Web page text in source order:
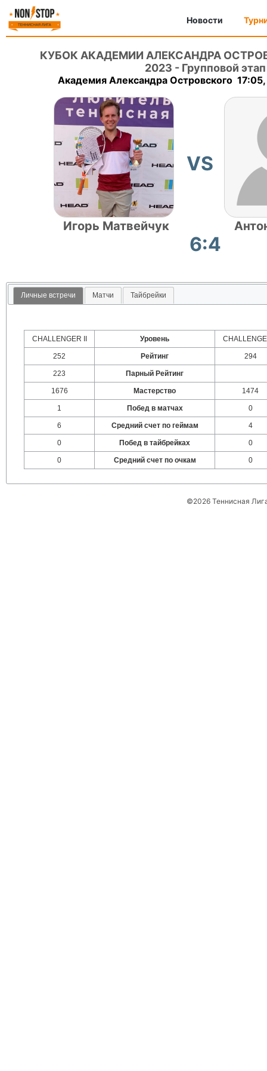
Новости
КУБОК АКАДЕМИИ АЛЕКСАНДРА
2023 - Групповой этап
Академия Александра Островского
Игорь Матвейчук
VS
6:4
Личные встречи Матчи Тайбрейки
CHALLENGER II Уровень
252 Рейтинг 294
223 Парный Рейтинг
1676 Мастерство 1474
1 Побед в матчах 0
6 Средний счет по геймам 4
0 Побед в тайбрейках 0
0 Средний счет по очкам 0
©2026 Теннисная